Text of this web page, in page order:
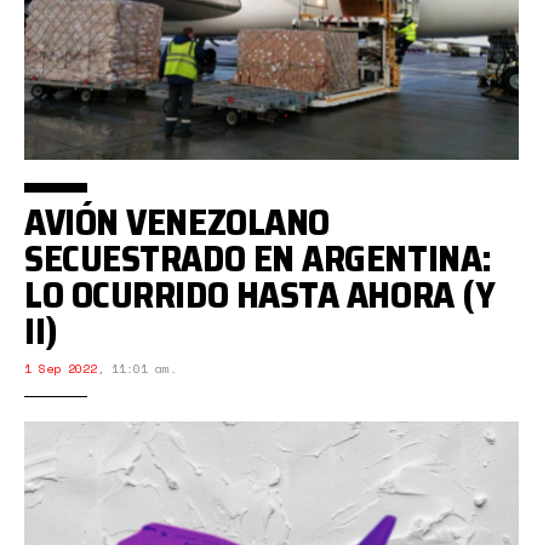
AVIÓN VENEZOLANO
SECUESTRADO EN ARGENTINA:
LO OCURRIDO HASTA AHORA (Y
II)
1 Sep 2022, 11:01 am.